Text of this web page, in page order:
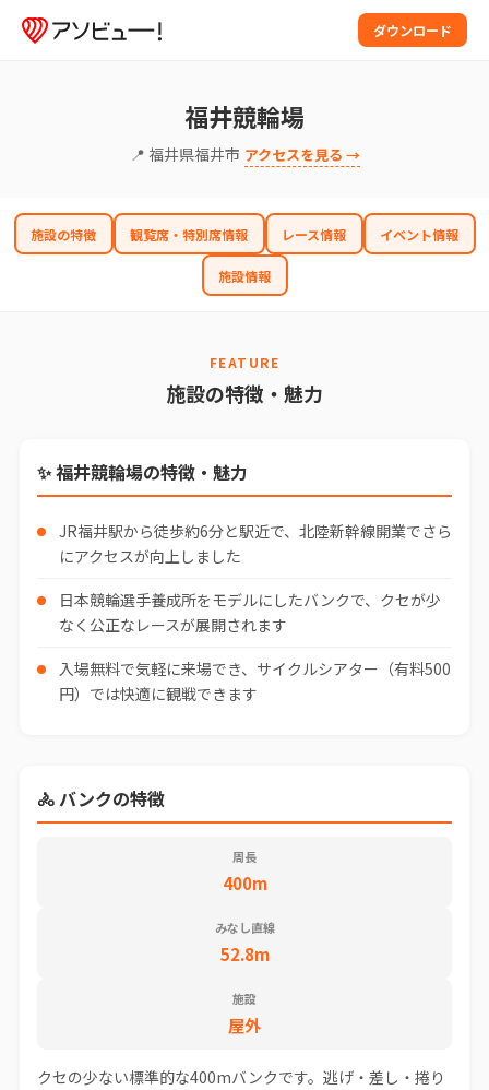
ダウンロード
福井競輪場
📍 福井県福井市 アクセスを見る →
施設の特徴 観覧席・特別席情報 レース情報 イベント情報
施設情報
FEATURE
施設の特徴・魅力
✨ 福井競輪場の特徴・魅力
JR福井駅から徒歩約6分と駅近で、北陸新幹線開業でさら
にアクセスが向上しました
日本競輪選手養成所をモデルにしたバンクで、クセが少
なく公正なレースが展開されます
入場無料で気軽に来場でき、サイクルシアター（有料500
円）では快適に観戦できます
🚴 バンクの特徴
周長
400m
みなし直線
52.8m
施設
屋外
クセの少ない標準的な400mバンクです。逃げ・差し・捲り